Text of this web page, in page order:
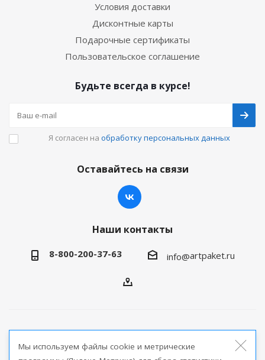
Условия доставки
Дисконтные карты
Подарочные сертификаты
Пользовательское соглашение
Будьте всегда в курсе!
Я согласен на обработку персональных данных
Оставайтесь на связи
Наши контакты
8-800-200-37-63 info@artpaket.ru
продукции
Мы используем файлы cookie и метрические